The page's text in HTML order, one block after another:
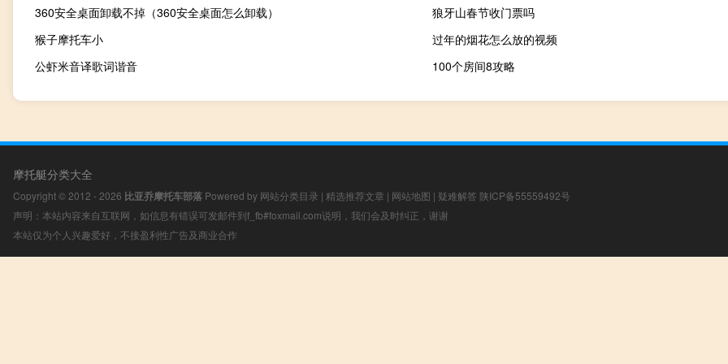
360安全桌面卸载不掉（360安全桌面怎么卸载）
狼牙山春节收门票吗
猴子摩托车小
过年的烟花怎么放的视频
公虾米音译歌词谐音
100个房间8攻略
摩托艇分类大全
Copyright © 2012 - 2026 比亚乔摩托车部落 Powered by 网站分类目录 | 精选推荐文章 | 网站地图 | 疑难解答 陕ICP备55559492号
声明：本站内容来自互联网，如信息有错误可发邮件到f_fb#foxmail.com说明，我们会及时纠正，谢谢
本站仅为个人兴趣爱好，不接盈利性广告及商业合作